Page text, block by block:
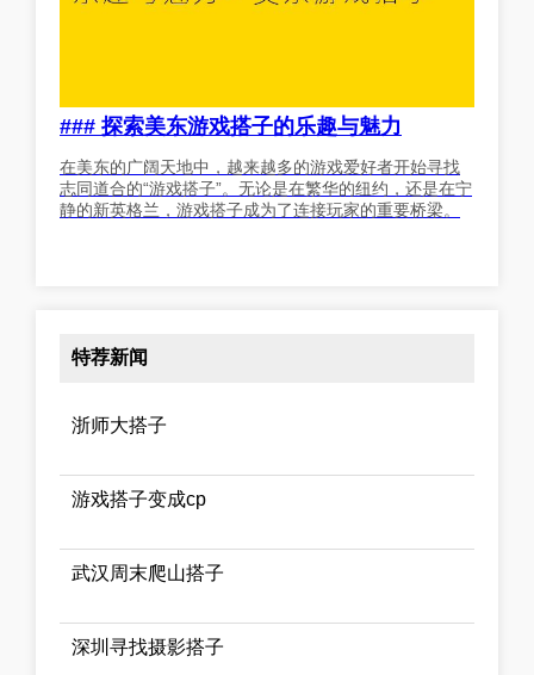
### 探索美东游戏搭子的乐趣与魅力
在美东的广阔天地中，越来越多的游戏爱好者开始寻找
志同道合的“游戏搭子”。无论是在繁华的纽约，还是在宁
静的新英格兰，游戏搭子成为了连接玩家的重要桥梁。
特荐新闻
浙师大搭子
游戏搭子变成cp
武汉周末爬山搭子
深圳寻找摄影搭子